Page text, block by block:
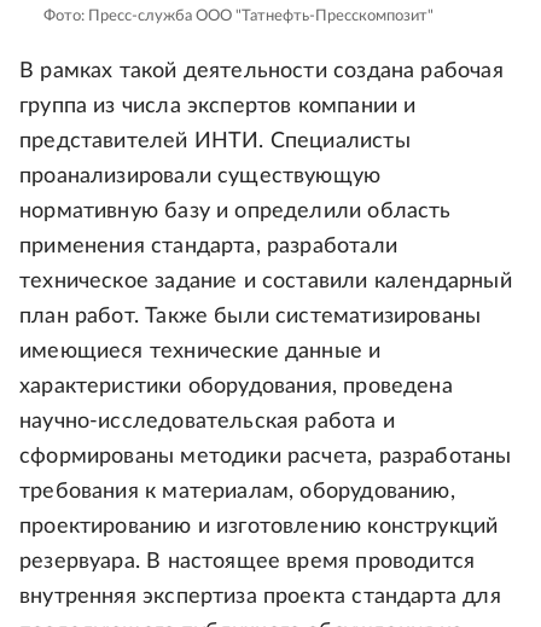
Фото: Пресс-служба ООО "Татнефть-Пресскомпозит"
В рамках такой деятельности создана рабочая
группа из числа экспертов компании и
представителей ИНТИ. Специалисты
проанализировали существующую
нормативную базу и определили область
применения стандарта, разработали
техническое задание и составили календарный
план работ. Также были систематизированы
имеющиеся технические данные и
характеристики оборудования, проведена
научно-исследовательская работа и
сформированы методики расчета, разработаны
требования к материалам, оборудованию,
проектированию и изготовлению конструкций
резервуара. В настоящее время проводится
внутренняя экспертиза проекта стандарта для